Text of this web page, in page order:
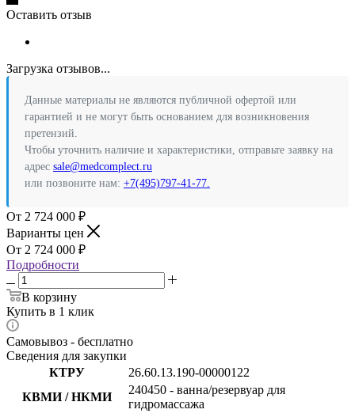
Оставить отзыв
Загрузка отзывов...
Данные материалы не являются публичной офертой или
гарантией и не могут быть основанием для возникновения
претензий.
Чтобы уточнить наличие и характеристики, отправьте заявку на
адрес sale@medcomplect.ru
или позвоните нам: +7(495)797-41-77.
2 724 000 ₽
Варианты цен
2 724 000 ₽
Подробности
В корзину
Купить в 1 клик
Самовывоз - бесплатно
Сведения для закупки
КТРУ
26.60.13.190-00000122
КВМИ / НКМИ
240450 - ванна/резервуар для
гидромассажа